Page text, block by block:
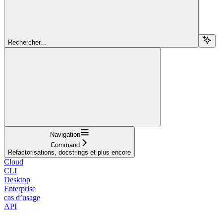
Rechercher...
Navigation
Command
Refactorisations, docstrings et plus encore
Cloud
CLI
Desktop
Enterprise
cas d’usage
API